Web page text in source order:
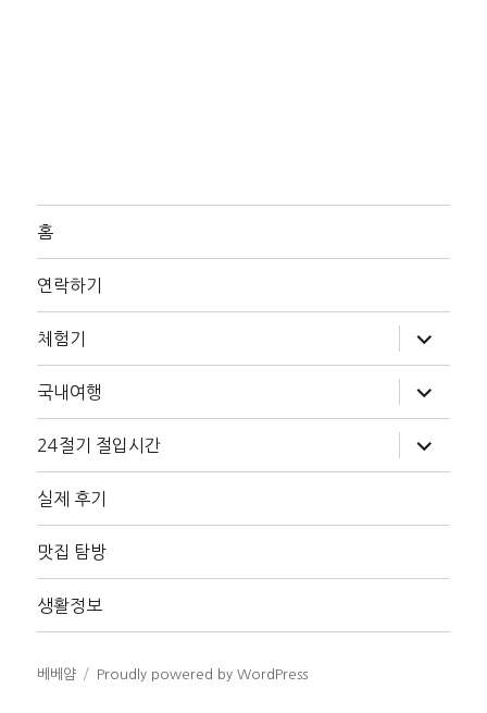
홈
연락하기
체험기
위
메
확
장
국내여행
위
메
확
장
24절기 절입시간
위
메
장
실제 후기
맛집 탐방
생활정보
베베얌 Proudly powered by WordPress